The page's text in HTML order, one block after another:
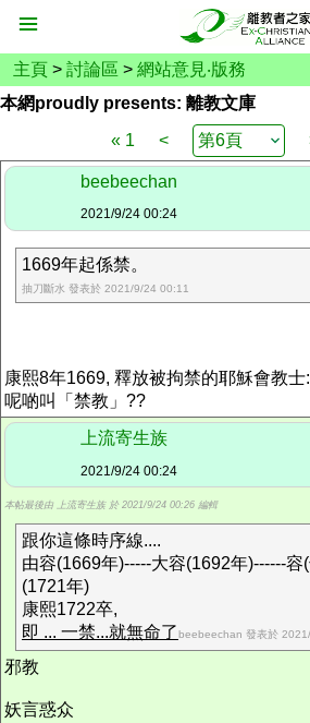
主頁 > 討論區 > 網站意見‧版務
本網proudly presents: 離教文庫
« 1
<
beebeechan
2021/9/24 00:24
1669年起係禁。
抽刀斷水 發表於 2021/9/24 00:11
康熙8年1669, 釋放被拘禁的耶穌會教
呢啲叫「禁教」??
上流寄生族
2021/9/24 00:24
本帖最後由 上流寄生族 於 2021/9/24 00:26 編輯
跟你這條時序線....
由容(1669年)-----大容(1692年)------容
(1721年)
康熙1722卒,
即 ... 一禁...就無命了beebeechan 發表於
邪教
妖言惑众